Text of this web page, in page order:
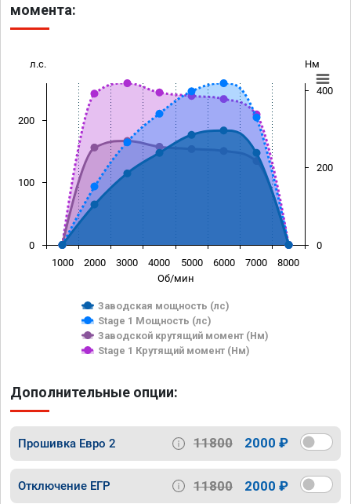
момента:
Об/мин
л.с. Нм
Заводская мощность (лс)
Stage 1 Мощность (лс)
Заводской крутящий момент (Нм)
Stage 1 Крутящий момент (Нм)
1000 2000 3000 4000 5000 6000 7000 8000
0
100
200
0
200
400
Дополнительные опции:
Прошивка Евро 2 11800 2000 ₽
Отключение ЕГР 11800 2000 ₽